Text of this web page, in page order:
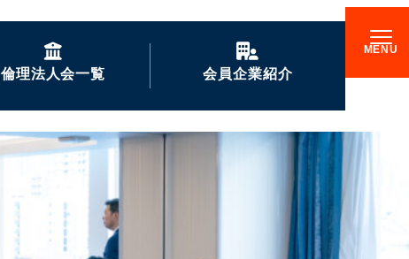
倫理法人会一覧 会員企業紹介
GENKIな会員企業の
ご紹介